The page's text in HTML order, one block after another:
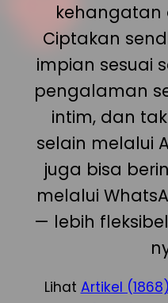
Ciptakan
impian sesuai
pengalaman
intim, dan
selain melalui
juga bisa
melalui
— lebih
Lihat Artikel (1868)